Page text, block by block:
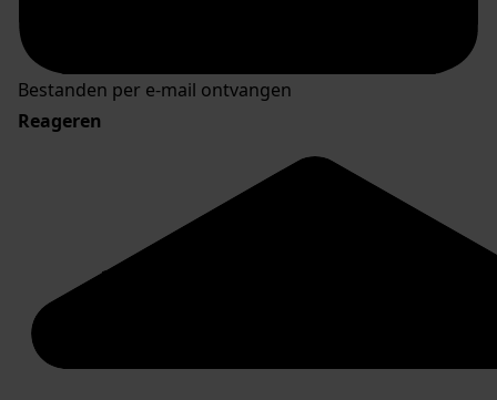
Bestanden per e-mail ontvangen
Reageren